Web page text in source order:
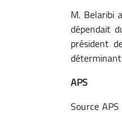
M. Belaribi
dépendait
président
APS
SourceAPS